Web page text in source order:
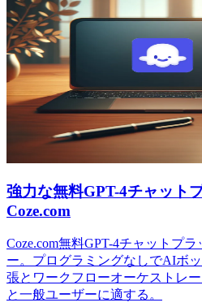
強力な無料GPT-4チャット
Coze.com
Coze.com無料GPT-4チャットプ
ー。プログラミングなしでAIボ
張とワークフローオーケストレ
と一般ユーザーに適する。